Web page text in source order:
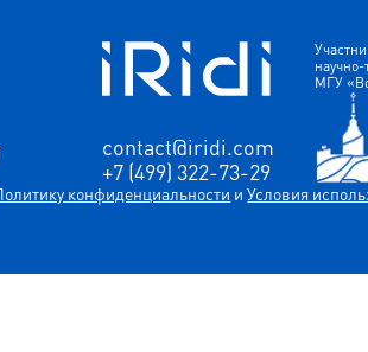
contact@iridi.com
+7 (499) 322-73-29
научно-
МГУ
конфиденциальности иУсловия